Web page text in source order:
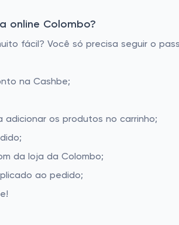
online Colombo?
fácil? Você só precisa seguir o
na Cashbe;
os produtos no carrinho;
da loja da Colombo;
ao pedido;